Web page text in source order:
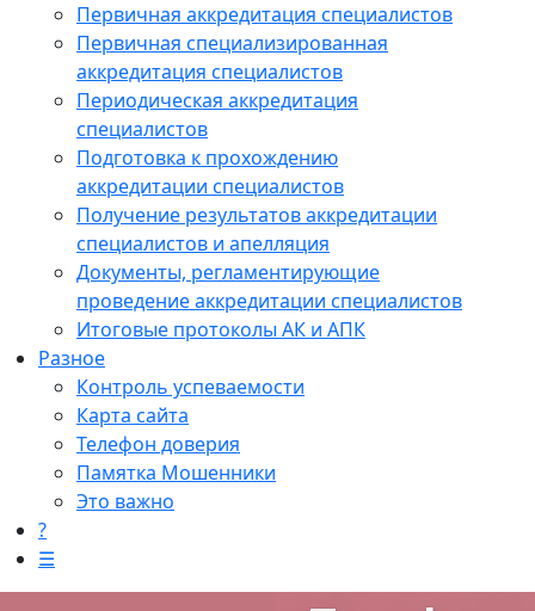
Первичная аккредитация специалистов
Первичная специализированная
аккредитация специалистов
Периодическая аккредитация
специалистов
Подготовка к прохождению
аккредитации специалистов
Получение результатов аккредитации
специалистов и апелляция
Документы, регламентирующие
проведение аккредитации специалистов
Итоговые протоколы АК и АПК
Разное
Контроль успеваемости
Карта сайта
Телефон доверия
Памятка Мошенники
Это важно
?
☰